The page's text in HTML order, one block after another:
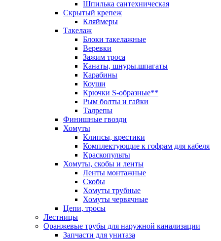
Шпилька сантехническая
Скрытый крепеж
Кляймеры
Такелаж
Блоки такелажные
Веревки
Зажим троса
Канаты, шнуры.шпагаты
Карабины
Коуши
Крючки S-образные**
Рым болты и гайки
Талрепы
Финишные гвозди
Хомуты
Клипсы, крестики
Комплектующие к гофрам для кабеля
Краскопульты
Хомуты, скобы и ленты
Ленты монтажные
Скобы
Хомуты трубные
Хомуты червячные
Цепи, тросы
Лестницы
Оранжевые трубы для наружной канализации
Запчасти для унитаза